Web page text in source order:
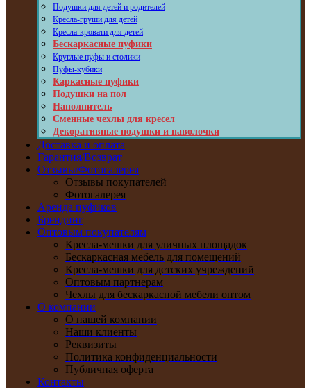
Подушки для детей и родителей
Кресла-груши для детей
Кресла-кровати для детей
Бескаркасные пуфики
Круглые пуфы и столики
Пуфы-кубики
Каркасные пуфики
Подушки на пол
Наполнитель
Сменные чехлы для кресел
Декоративные подушки и наволочки
Доставка и оплата
Гарантия/Возврат
Отзывы/Фотогалерея
Отзывы покупателей
Фотогалерея
Аренда пуфиков
Брендинг
Оптовым покупателям
Кресла-мешки для уличных площадок
Бескаркасная мебель для помещений
Кресла-мешки для детских учреждений
Оптовым партнерам
Чехлы для бескаркасной мебели оптом
О компании
О нашей компании
Наши клиенты
Реквизиты
Политика конфиденциальности
Публичная оферта
Контакты